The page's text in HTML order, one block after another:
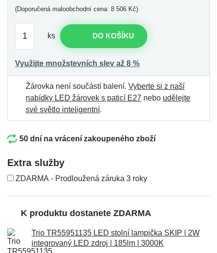
(Doporučená maloobchodní cena: 8 506 Kč)
ks DO KOŠÍKU
Využijte množstevních slev až 8 %
Žárovka není součástí balení. Vyberte si z naší
nabídky LED žárovek s paticí E27 nebo udělejte
své světlo inteligentní.
50 dní na vrácení zakoupeného zboží
Extra služby
ZDARMA - Prodloužená záruka 3 roky
K produktu dostanete ZDARMA
Trio TR55951135 LED stolní lampička SKIP | 2W
integrovaný LED zdroj | 185lm | 3000K